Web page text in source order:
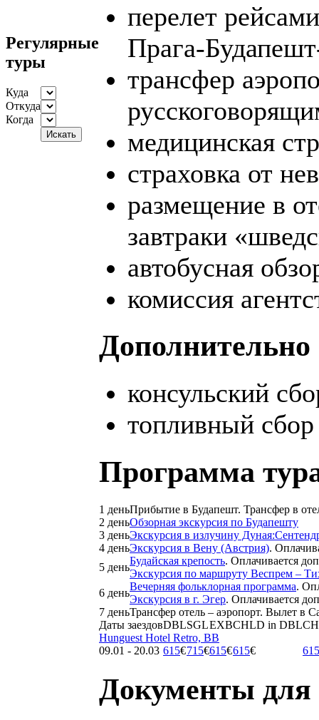
Регулярные
туры
Куда
Откуда
Когда
перелет
Прага-
трансфер
медицинская
страховка от
размещение в
завтраки
автобусная
комиссия
Дополнительно
консульский
топливный
Программа
1 деньПрибытие в Будапешт. Трансфер в
2 деньОбзорная экскурсия по Будапешту
3 деньЭкскурсия в излучину
4 деньЭкскурсия в Вену (Австрия).
5 день
Будайская крепость. Оплачивается
Экскурсия по маршруту Веспрем –
6 день
Вечерняя фольклорная программа.
Экскурсия в г. Эгер. Оплачивается
7 деньТрансфер отель – аэропорт. Вылет в
Даты заездовDBLSGLEXBCHLD in DBL
Hunguest Hotel Retro, BB
09.01 - 20.03 615€715€615€615€ 615
Документы